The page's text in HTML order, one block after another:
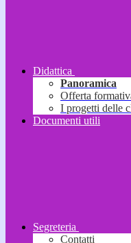
Didattica
Panoramica
Offerta
I progetti delle
Documenti utili
Segreteria
Contatti